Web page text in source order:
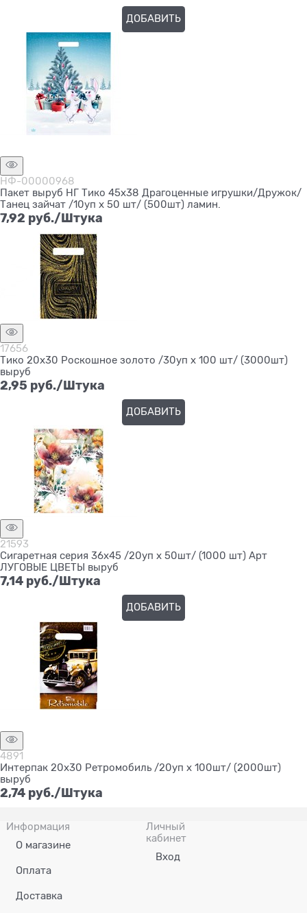
ДОБАВИТЬ
НФ-00000968
Пакет выруб НГ Тико 45х38 Драгоценные игрушки/Дружок/
Танец зайчат /10уп х 50 шт/ (500шт) ламин.
7,92 руб./Штука
17656
Тико 20х30 Роскошное золото /30уп х 100 шт/ (3000шт)
выруб
2,95 руб./Штука
ДОБАВИТЬ
21593
Сигаретная серия 36х45 /20уп х 50шт/ (1000 шт) Арт
ЛУГОВЫЕ ЦВЕТЫ выруб
7,14 руб./Штука
ДОБАВИТЬ
4891
Интерпак 20х30 Ретромобиль /20уп х 100шт/ (2000шт)
выруб
2,74 руб./Штука
Информация
О магазине
Оплата
Доставка
Личный
кабинет
Вход